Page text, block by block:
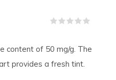
content of 50 mg/g. The
provides a fresh tint.